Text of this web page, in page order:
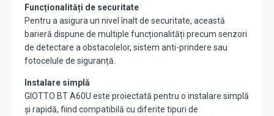
Funcționalități de securitate
Pentru a asigura un nivel înalt de securitate, această
barieră dispune de multiple funcționalități precum senzori
de detectare a obstacolelor, sistem anti-prindere sau
fotocelule de siguranță.
Instalare simplă
GIOTTO BT A60U este proiectată pentru o instalare simplă
și rapidă, fiind compatibilă cu diferite tipuri de